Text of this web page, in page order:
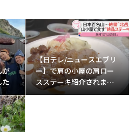
が
た
【日テレ/ニュースエブリ
ー】で肩の小屋の肩ロー
スステーキ紹介されまし
た。